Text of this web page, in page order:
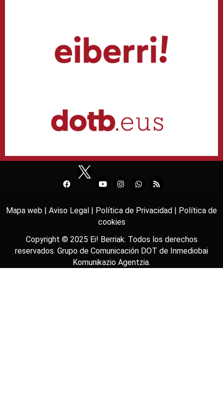
Mapa web | Aviso Legal | Política de Privacidad |
Política de
cookies
Copyright © 2025 Ei! Berriak. Todos los derechos
reservados. Grupo de Comunicación DOT de Inmediobai
Komunikazio Agentzia.